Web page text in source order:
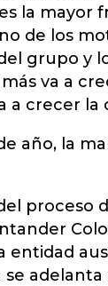
la mayor
de los
grupo y
va a
a crecer la
año, la
proceso
entidad
se